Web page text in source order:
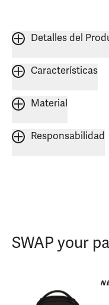
Detalles del
Características
Material
Responsabilidad
SWAP your